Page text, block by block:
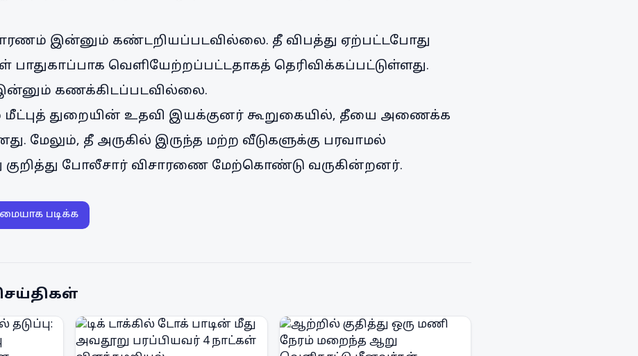
இன்னும் கண்டறியப்படவில்லை. தீ விபத்து ஏற்பட்டபோது
பாதுகாப்பாக வெளியேற்றப்பட்டதாகத் தெரிவிக்கப்பட்டுள்ளது.
இன்னும் கணக்கிடப்படவில்லை.
துறையின் உதவி இயக்குனர் கூறுகையில், தீயை அணைக்க
மேலும், தீ அருகில் இருந்த மற்ற வீடுகளுக்கு பரவாமல்
குறித்து போலீசார் விசாரணை மேற்கொண்டு வருகின்றனர்.
படிக்க